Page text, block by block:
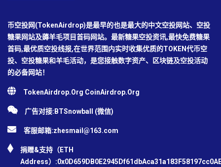
币空投网(TokenAirdrop)是最早的也是最大的中文空投网站、空投
糖果网站及薅羊毛项目首码网站。最新糖果空投资讯,最快免费糖果
首码,最优质空投线报,在世界范围内实时收集优质的TOKEN代币空
投、空投糖果和羊毛活动，是您接触数字资产、区块链及空投活动
的必备网站！
TokenAirdrop.Org CoinAirdrop.Org
广告对接:BTSnowball (微信)
客服邮箱:zhesmail@163.com
捐赠&支持（ETH
Address）